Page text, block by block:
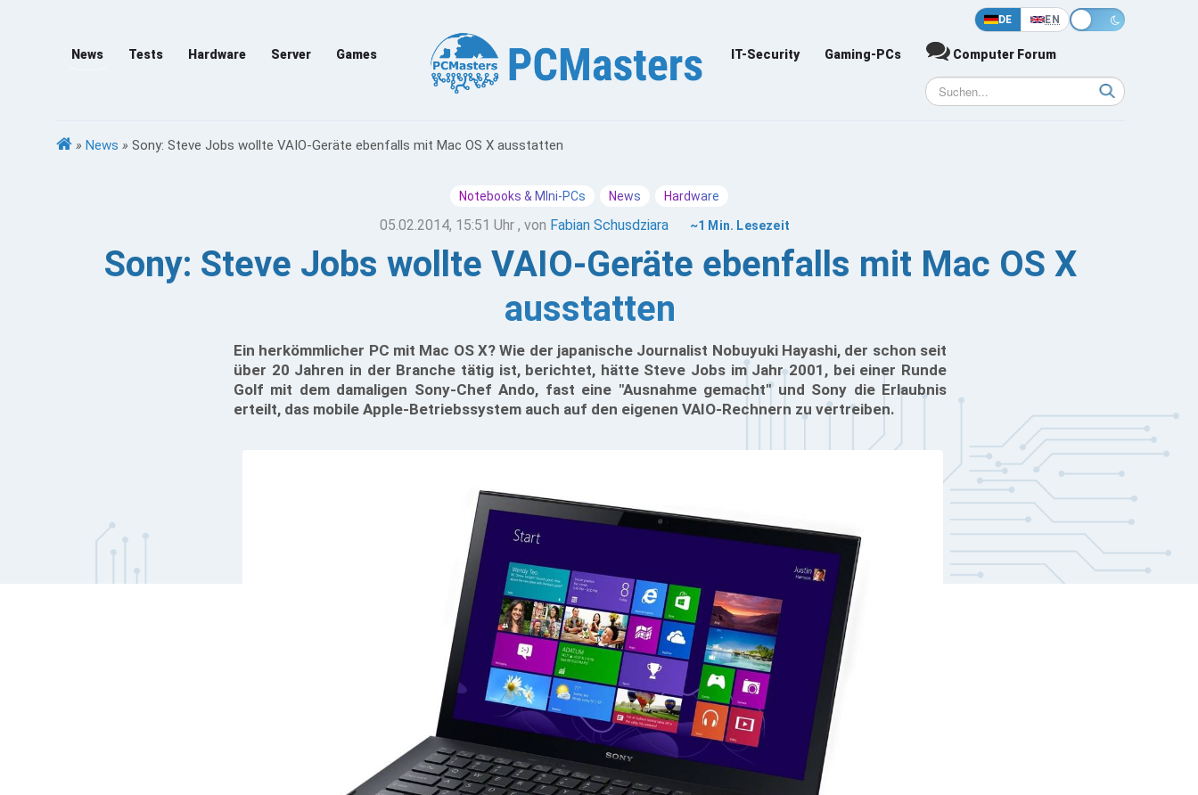
DE EN
News Tests Hardware Server Games IT-Security Gaming-PCs Computer Forum
» News » Sony: Steve Jobs wollte VAIO-Geräte ebenfalls mit Mac OS X ausstatten
Notebooks & MIni-PCs News Hardware
05.02.2014, 15:51 Uhr , von Fabian Schusdziara ~1 Min. Lesezeit
Sony: Steve Jobs wollte VAIO-Geräte ebenfalls mit Mac OS X
ausstatten
Ein herkömmlicher PC mit Mac OS X? Wie der japanische Journalist Nobuyuki Hayashi, der schon seit
über 20 Jahren in der Branche tätig ist, berichtet, hätte Steve Jobs im Jahr 2001, bei einer Runde
Golf mit dem damaligen Sony-Chef Ando, fast eine "Ausnahme gemacht" und Sony die Erlaubnis
erteilt, das mobile Apple-Betriebssystem auch auf den eigenen VAIO-Rechnern zu vertreiben.